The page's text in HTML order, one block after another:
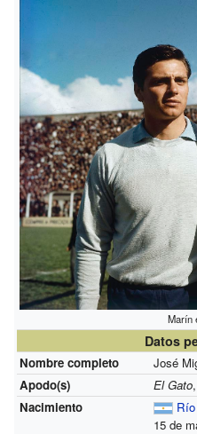
Marín
Datos
Nombre completo
José
Apodo(s)
El Gato,
Nacimiento
15 de